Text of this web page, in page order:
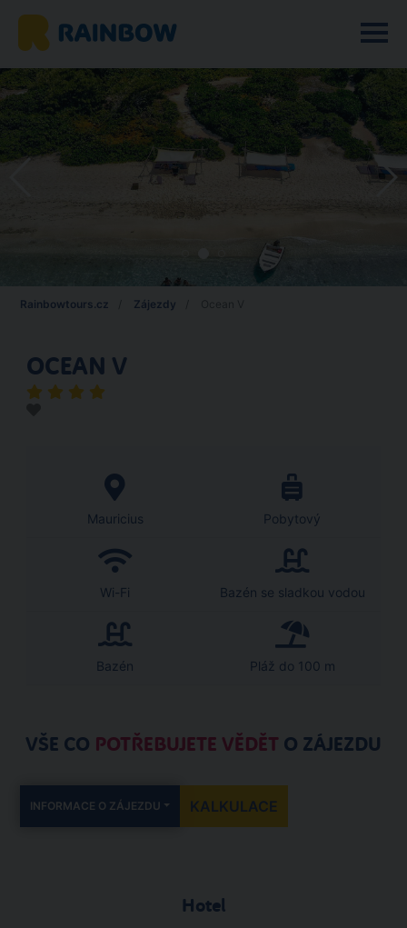
Rainbowtours.cz Zájezdy
OCEAN V
Mauricius Pobytový
Wi-Fi Bazén se sladkou vodou
Bazén Pláž do 100 m
VŠE CO POTŘEBUJETE VĚDĚT O ZÁJEZDU
INFORMACE O ZÁJEZDU KALKULACE
Hotel